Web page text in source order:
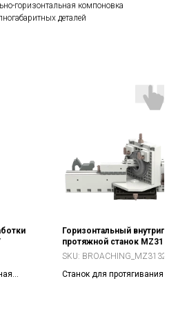
горизонтальная компоновка
деталей
Горизонтальный
протяжной станок
SKU:
Станок для протягивания